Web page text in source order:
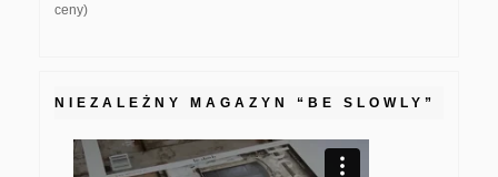
ceny)
NIEZALEŻNY MAGAZYN “BE SLOWLY”